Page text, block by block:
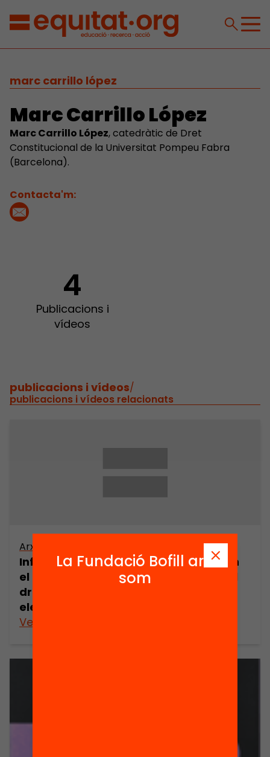
marc carrillo lópez
Marc Carrillo López
Marc Carrillo López, catedràtic de Dret
Constitucional de la Universitat Pompeu Fabra
(Barcelona).
Contacta'm:
4
Publicacions i
vídeos
publicacions i vídeos/
publicacions i vídeos relacionats
Arxiu
Informe sobre la incidència jurídica en
el règim electoral de l’establiment del
dret de sufragi mitjançant vot
electrònic
Veure’n més
La Fundació Bofill ara
som